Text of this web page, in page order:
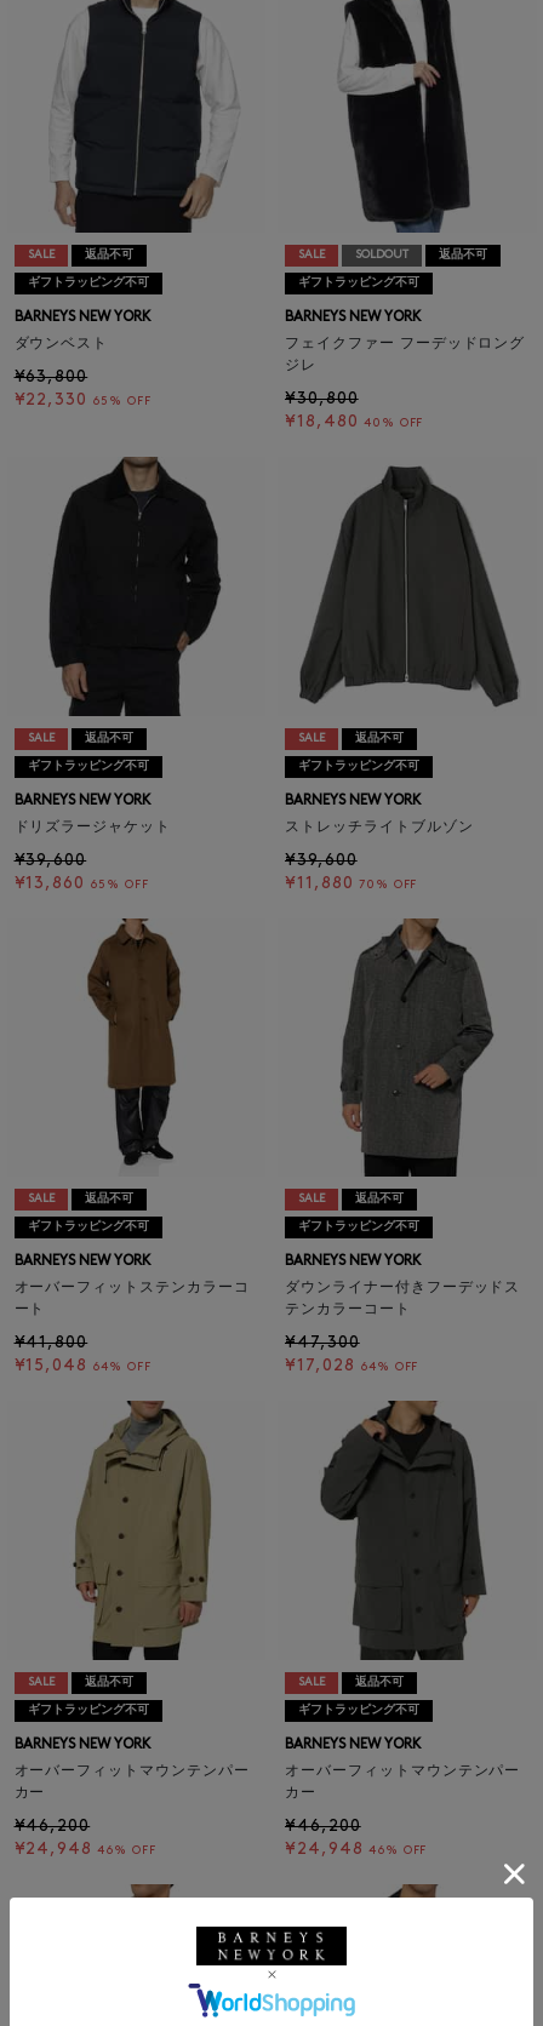
SALE 返品不可
ギフトラッピング不可
BARNEYS NEW YORK
ダウンベスト
¥63,800
¥22,330
65% OFF
SALE SOLDOUT 返品不可
ギフトラッピング不可
BARNEYS NEW YORK
フェイクファー フーデッドロング
ジレ
¥30,800
¥18,480 40% OFF
SALE 返品不可
ギフトラッピング不可
BARNEYS NEW YORK
ドリズラージャケット
¥39,600
¥13,860
65% OFF
SALE 返品不可
ギフトラッピング不可
BARNEYS NEW YORK
ストレッチライトブルゾン
¥39,600
¥11,880 70% OFF
SALE 返品不可
ギフトラッピング不可
BARNEYS NEW YORK
オーバーフィットステンカラーコ
ート
¥41,800
¥15,048
64% OFF
SALE 返品不可
ギフトラッピング不可
BARNEYS NEW YORK
ダウンライナー付きフーデッドス
テンカラーコート
¥47,300
¥17,028
64% OFF
SALE 返品不可
ギフトラッピング不可
BARNEYS NEW YORK
オーバーフィットマウンテンパー
カー
¥46,200
¥24,948 46% OFF
SALE 返品不可
ギフトラッピング不可
BARNEYS NEW YORK
オーバーフィットマウンテンパー
カー
¥46,200
¥24,948 46% OFF